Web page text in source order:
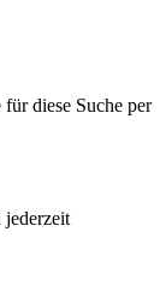
für diese Suche per
jederzeit